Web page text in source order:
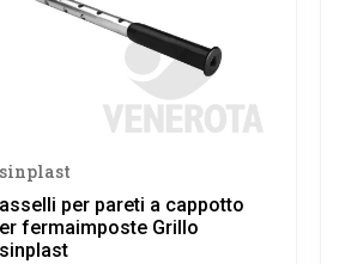
per pareti a cappotto
fermaimposte Grillo